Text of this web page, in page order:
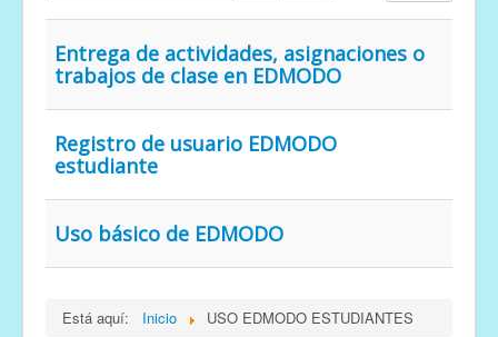
Entrega de actividades, asignaciones o
trabajos de clase en EDMODO
Registro de usuario EDMODO
estudiante
Uso básico de EDMODO
Está aquí: Inicio USO EDMODO ESTUDIANTES